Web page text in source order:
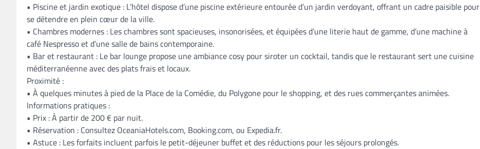
• Piscine et jardin exotique : L’hôtel dispose d’une piscine extérieure entourée d’un jardin verdoyant, offrant un cadre paisible pour
se détendre en plein cœur de la ville.
• Chambres modernes : Les chambres sont spacieuses, insonorisées, et équipées d’une literie haut de gamme, d’une machine à
café Nespresso et d’une salle de bains contemporaine.
• Bar et restaurant : Le bar lounge propose une ambiance cosy pour siroter un cocktail, tandis que le restaurant sert une cuisine
méditerranéenne avec des plats frais et locaux.
Proximité :
• À quelques minutes à pied de la Place de la Comédie, du Polygone pour le shopping, et des rues commerçantes animées.
Informations pratiques :
• Prix : À partir de 200 € par nuit.
• Réservation : Consultez OceaniaHotels.com, Booking.com, ou Expedia.fr.
• Astuce : Les forfaits incluent parfois le petit-déjeuner buffet et des réductions pour les séjours prolongés.